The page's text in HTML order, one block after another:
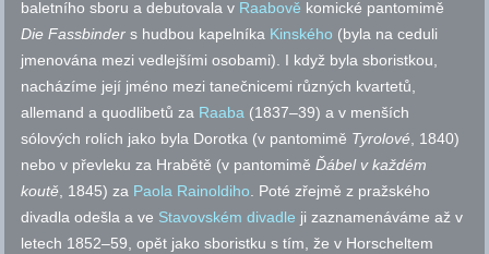
baletního sboru a debutovala v Raabově komické pantomimě
Die Fassbinder s hudbou kapelníka Kinského (byla na ceduli
jmenována mezi vedlejšími osobami). I když byla sboristkou,
nacházíme její jméno mezi tanečnicemi různých kvartetů,
allemand a quodlibetů za Raaba (1837–39) a v menších
sólových rolích jako byla Dorotka (v pantomimě Tyrolové, 1840)
nebo v převleku za Hrabětě (v pantomiměĎábel v každém
koutě, 1845) za Paola Rainoldiho. Poté zřejmě z pražského
divadla odešla a ve Stavovském divadle ji zaznamenáváme až v
letech 1852–59, opět jako sboristku s tím, že v Horscheltem